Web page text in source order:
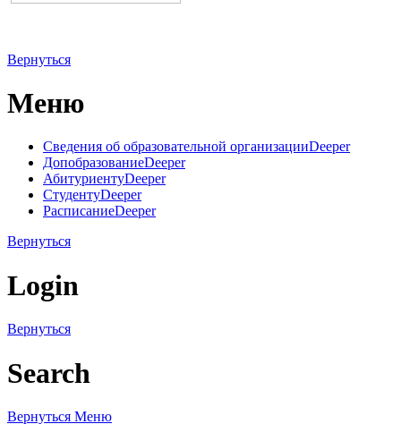
Вернуться
Меню
Сведения об образовательной организацииDeeper
ДопобразованиеDeeper
АбитуриентуDeeper
СтудентуDeeper
РасписаниеDeeper
Вернуться
Login
Вернуться
Search
Вернуться Меню